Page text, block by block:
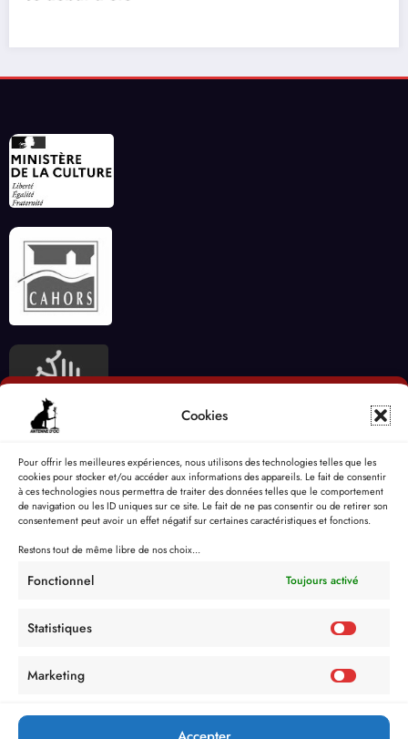
Cookies
Pour offrir les meilleures expériences, nous utilisons des technologies telles que les
cookies pour stocker et/ou accéder aux informations des appareils. Le fait de consentir
à ces technologies nous permettra de traiter des données telles que le comportement
de navigation ou les ID uniques sur ce site. Le fait de ne pas consentir ou de retirer son
consentement peut avoir un effet négatif sur certaines caractéristiques et fonctions.
Restons tout de même libre de nos choix...
Fonctionnel Toujours activé
Statistiques
Marketing